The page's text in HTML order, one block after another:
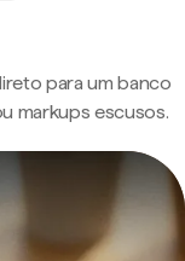
para um banco
markups escusos.